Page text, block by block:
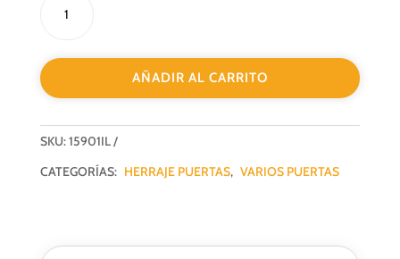
CORREDERA
2230MM
(MAX
100CM)
INOX
cantidad
AÑADIR AL CARRITO
SKU:15901IL
CATEGORÍAS: HERRAJE PUERTAS, VARIOS PUERTAS